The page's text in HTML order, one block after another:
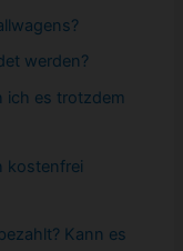
werden?
ich es trotzdem
kostenfrei
Kann es